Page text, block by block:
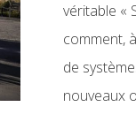
véritable «
comment,
de
nouveaux